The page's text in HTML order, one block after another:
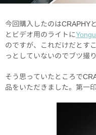
今回購入したのはCRAPHY
とビデオ用のライトに
のですが、これだけだとす
っとしていないのでブツ撮
そう思っていたところで
品をいただきました。第一